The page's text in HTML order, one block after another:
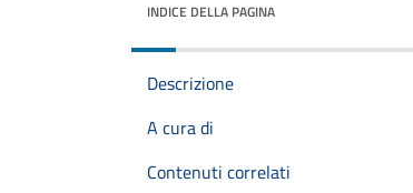
INDICE DELLA PAGINA
Descrizione
A cura di
Contenuti correlati